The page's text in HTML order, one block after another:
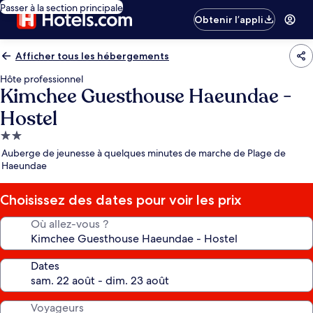
Passer à la section principale
Obtenir l’appli
Afficher tous les hébergements
Hôte professionnel
Kimchee Guesthouse Haeundae -
Hostel
Hébergement
2.0 étoiles
Auberge de jeunesse à quelques minutes de marche de Plage de
Haeundae
Choisissez des dates pour voir les prix
Où allez-vous ?
Dates
Voyageurs